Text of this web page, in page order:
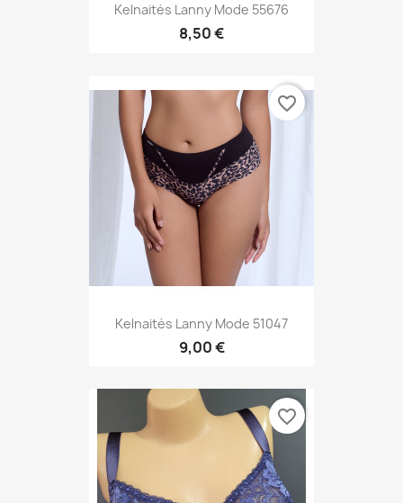
Kelnaitės Lanny Mode 55676
8,50 €
Kelnaitės Lanny Mode 51047
9,00 €
favorite_border
favorite_border